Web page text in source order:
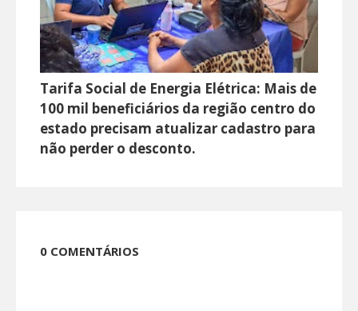
Tarifa Social de Energia Elétrica: Mais de
100 mil beneficiários da região centro do
estado precisam atualizar cadastro para
não perder o desconto.
0 COMENTÁRIOS